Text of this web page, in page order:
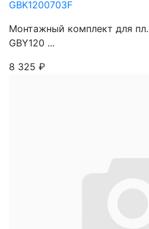
GBK1200703F
Монтажный комплект для
GBY120 ...
8 325 ₽